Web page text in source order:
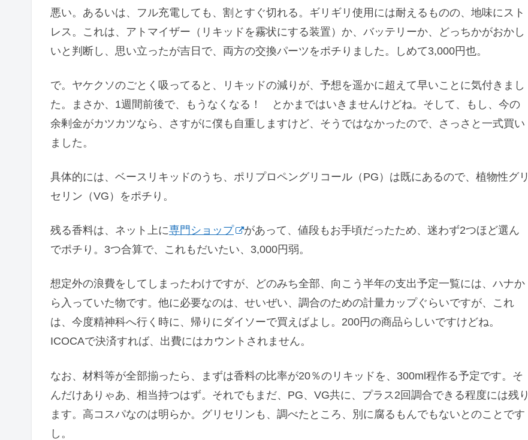
悪い。あるいは、フル充電しても、割とすぐ切れる。ギリギリ使用には耐えるものの、地味にスト
レス。これは、アトマイザー（リキッドを霧状にする装置）か、バッテリーか、どっちかがおかし
いと判断し、思い立ったが吉日で、両方の交換パーツをポチりました。しめて3,000円也。
で。ヤケクソのごとく吸ってると、リキッドの減りが、予想を遥かに超えて早いことに気付きまし
た。まさか、1週間前後で、もうなくなる！ とかまではいきませんけどね。そして、もし、今の
余剰金がカツカツなら、さすがに僕も自重しますけど、そうではなかったので、さっさと一式買い
ました。
具体的には、ベースリキッドのうち、ポリプロペングリコール（PG）は既にあるので、植物性グリ
セリン（VG）をポチり。
残る香料は、ネット上に専門ショップ
があって、値段もお手頃だったため、迷わず2つほど選ん
でポチり。3つ合算で、これもだいたい、3,000円弱。
想定外の浪費をしてしまったわけですが、どのみち全部、向こう半年の支出予定一覧には、ハナか
ら入っていた物です。他に必要なのは、せいぜい、調合のための計量カップぐらいですが、これ
は、今度精神科へ行く時に、帰りにダイソーで買えばよし。200円の商品らしいですけどね。
ICOCAで決済すれば、出費にはカウントされません。
なお、材料等が全部揃ったら、まずは香料の比率が20％のリキッドを、300ml程作る予定です。そ
んだけありゃあ、相当持つはず。それでもまだ、PG、VG共に、プラス2回調合できる程度には残り
ます。高コスパなのは明らか。グリセリンも、調べたところ、別に腐るもんでもないとのことです
し。